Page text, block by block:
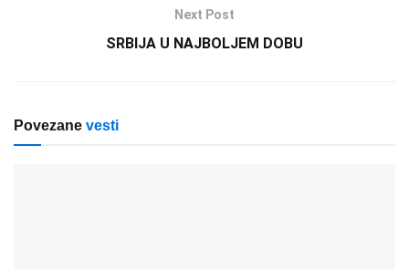
Next Post
SRBIJA U NAJBOLJEM DOBU
Povezane vesti